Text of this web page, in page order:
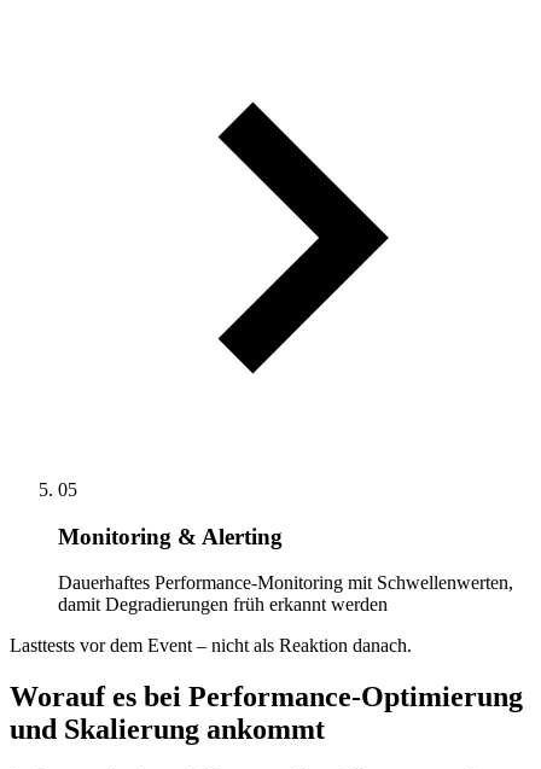
05
Monitoring & Alerting
Dauerhaftes Performance-Monitoring mit Schwellenwerten,
damit Degradierungen früh erkannt werden
Lasttests vor dem Event – nicht als Reaktion danach.
Worauf es bei Performance-Optimierung
und Skalierung ankommt